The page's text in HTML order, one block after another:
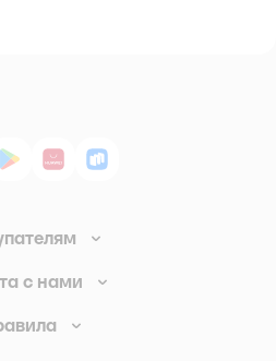
Google Play
AppGallery
RuStore
и оплата
с нами